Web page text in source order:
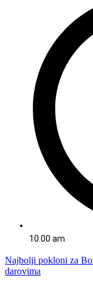
10:00 am
Najbolji pokloni za
darovima